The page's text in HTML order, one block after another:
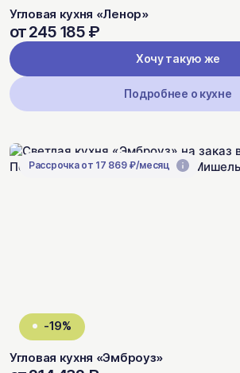
Угловая кухня «Ленор»
от 245 185 ₽
Хочу такую же
Подробнее о кухне
Рассрочка от 17 869 ₽/месяц
-19%
Угловая кухня «Эмброуз»